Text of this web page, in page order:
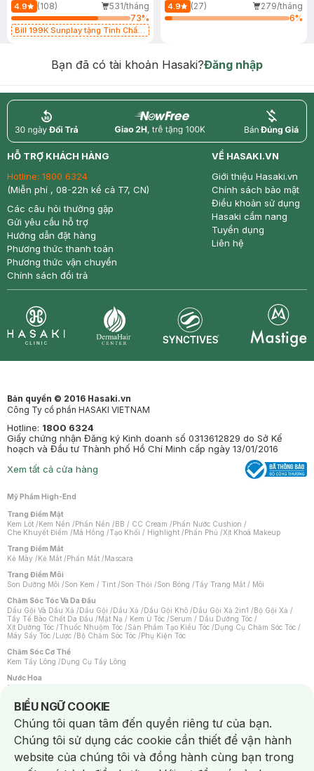
4.9 (108)
531/tháng
73%
Bill 199K Sunplay tặng Tinh Chất
4.9 (27)
279/tháng
6%
Bạn đã có tài khoản Hasaki?Đăng nhập
return nowfree price
HỖ TRỢ KHÁCH HÀNG
Hotline: 1800 6324
(Miễn phí , 08-22h kể cả T7, CN)
Các câu hỏi thường gặp
Gửi yêu cầu hỗ trợ
Hướng dẫn đặt hàng
Phương thức thanh toán
Phương thức vận chuyển
Chính sách đổi trả
VỀ HASAKI.VN
Giới thiệu Hasaki.vn
Chính sách bảo mật
Điều khoản sử dụng
Hasaki cẩm nang
Tuyển dụng
Liên hệ
Bản quyền © 2016 Hasaki.vn
Công Ty cổ phần HASAKI VIETNAM
Hotline: 1800 6324
Giấy chứng nhận Đăng ký Kinh doanh số 0313612829 do Sở Kế
hoạch và Đầu tư Thành phố Hồ Chí Minh cấp ngày 13/01/2016
Xem tất cả cửa hàng
Mỹ Phẩm High-End
Trang Điểm Mặt
Kem Lót /Kem Nền /Phấn Nền /BB / CC Cream /Phấn Nước Cushion /
Che Khuyết Điểm /Má Hồng /Tạo Khối / Highlight /Phấn Phủ /Xịt Khoá Makeup
Trang Điểm Mắt
Kẻ Mày /Kẻ Mắt /Phấn Mắt /Mascara
Trang Điểm Môi
Son Dưỡng Môi /Son Kem / Tint /Son Thỏi /Son Bóng /Tẩy Trang Mắt / Môi
Chăm Sóc Tóc Và Da Đầu
Dầu Gội Và Dầu Xả /Dầu Gội /Dầu Xả /Dầu Gội Khô /Dầu Gội Xả 2in1 /Bộ Gội Xả /
Tẩy Tế Bào Chết Da Đầu /Mặt Nạ / Kem Ủ Tóc /Serum / Dầu Dưỡng Tóc /
Xịt Dưỡng Tóc /Thuốc Nhuộm Tóc /Sản Phẩm Tạo Kiểu Tóc /Dụng Cụ Chăm Sóc Tóc /
Máy Sấy Tóc /Lược /Bộ Chăm Sóc Tóc /Phụ Kiện Tóc
Chăm Sóc Cơ Thể
Kem Tẩy Lông /Dụng Cụ Tẩy Lông
Nước Hoa
Nước Hoa Nữ
Chăm Sóc Cá Nhân
Chống Muỗi /Khẩu Trang /Máy Massage/Mặt Nạ Xông Hơi /Nước Rửa Tay/
Sản Phẩm Chăm Sóc Khác /Bàn Chải Đánh Răng /Bàn Chải Điện/
Hỗ Trợ Trắng Răng/Kem Đánh Răng /Máy Tăm Nước/ Nước Súc Miệng/
Tăm / Chỉ Nha Khoa/ Xịt Thơm Miệng / Dung Dịch Vệ Sinh/Dưỡng Vùng Kín/
Khăn Ướt Vệ Sinh Vùng Kín/Băng Vệ Sinh/Tampon/Bọt Cạo Râu /Dao Cạo Râu/
Máy Cạo Râu
BIỂU NGỮ COOKIE
Notice about cookies usage
Chúng tôi quan tâm đến quyền riêng tư của bạn.
Chúng tôi sử dụng các cookie cần thiết để vận hành
website của chúng tôi và đồng hành cùng bạn trong